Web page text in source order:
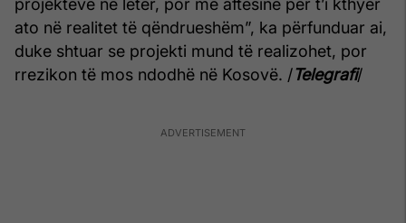
projekteve në letër, por me aftësinë për t’i kthyer
ato në realitet të qëndrueshëm”, ka përfunduar ai,
duke shtuar se projekti mund të realizohet, por
rrezikon të mos ndodhë në Kosovë. /Telegrafi/